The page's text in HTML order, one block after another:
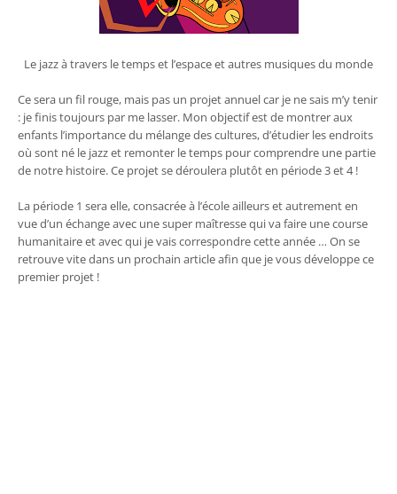
Le jazz à travers le temps et l’espace et autres musiques du monde
Ce sera un fil rouge, mais pas un projet annuel car je ne sais m’y tenir
: je finis toujours par me lasser. Mon objectif est de montrer aux
enfants l’importance du mélange des cultures, d’étudier les endroits
où sont né le jazz et remonter le temps pour comprendre une partie
de notre histoire. Ce projet se déroulera plutôt en période 3 et 4 !
La période 1 sera elle, consacrée à l’école ailleurs et autrement en
vue d’un échange avec une super maîtresse qui va faire une course
humanitaire et avec qui je vais correspondre cette année … On se
retrouve vite dans un prochain article afin que je vous développe ce
premier projet !